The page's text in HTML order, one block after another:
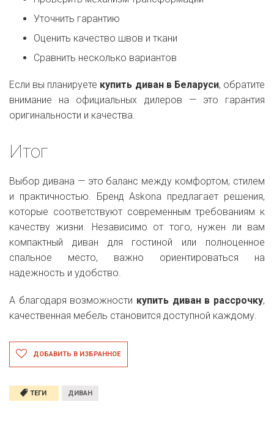
Уточнить гарантию
Оценить качество швов и ткани
Сравнить несколько вариантов
Если вы планируете купить диван в Беларуси, обратите
внимание на официальных дилеров — это гарантия
оригинальности и качества.
Итог
Выбор дивана — это баланс между комфортом, стилем
и практичностью. Бренд Askona предлагает решения,
которые соответствуют современным требованиям к
качеству жизни. Независимо от того, нужен ли вам
компактный диван для гостиной или полноценное
спальное место, важно ориентироваться на
надежность и удобство.
А благодаря возможности купить диван в рассрочку,
качественная мебель становится доступной каждому.
ДОБАВИТЬ В ИЗБРАННОЕ
ТЕГИ ДИВАН